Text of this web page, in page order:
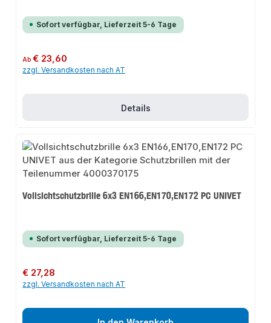
Sofort verfügbar, Lieferzeit 5-6 Tage
Regulärer Preis:
Ab€ 23,60
zzgl. Versandkosten nach AT
Details
Vollsichtschutzbrille 6x3 EN166,EN170,EN172 PC UNIVET
Sofort verfügbar, Lieferzeit 5-6 Tage
Regulärer Preis:
€ 27,28
zzgl. Versandkosten nach AT